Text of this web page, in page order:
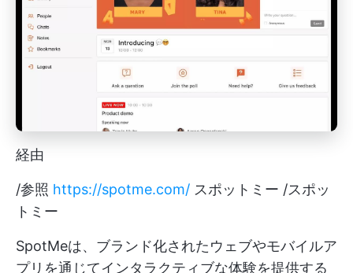
経由
/参照 https://spotme.com/ スポットミー /スポッ
トミー
SpotMeは、ブランド化されたウェブやモバイルア
プリを通じてインタラクティブな体験を提供する